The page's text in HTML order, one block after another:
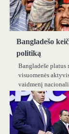
Bangladešo
politiką
Bangladeše
visuomenės
vaidmenį